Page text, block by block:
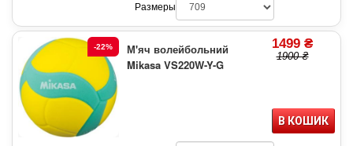
Размеры
-22%
М'яч волейбольний
Mikasa VS220W-Y-G
1499 ₴
1900 ₴
В КОШИК